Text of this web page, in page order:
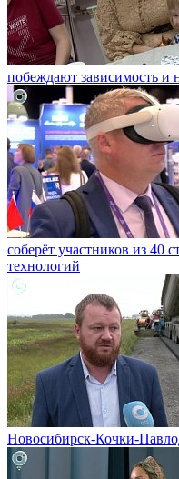
побеждают зависимость и
соберёт участников из 40
технологий
Новосибирск-Кочки-